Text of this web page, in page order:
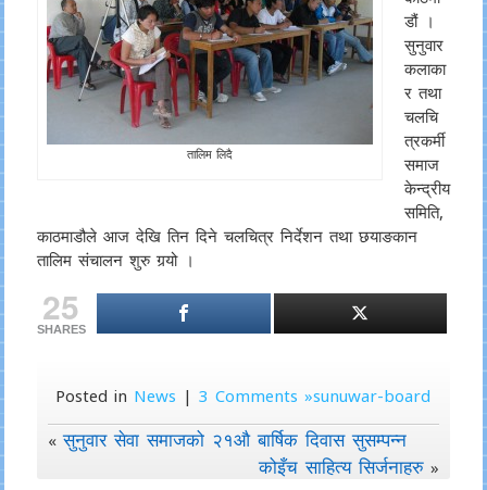
तालिम लिदै
डौं ।
सुनुवार
कलाका
र तथा
चलचि
त्रकर्मी
समाज
केन्द्रीय
समिति,
काठमाडौले आज देखि तिन दिने चलचित्र निर्देशन तथा छयाङकान
तालिम संचालन शुरु गर्‍यो ।
25
SHARES
Posted in News |3 Comments »sunuwar-board
«सुनुवार सेवा समाजको २१औ बार्षिक दिवास सुसम्पन्न
कोइँच साहित्य सिर्जनाहरु »